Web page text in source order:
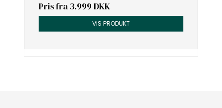
Pris fra3.999 DKK
VIS PRODUKT